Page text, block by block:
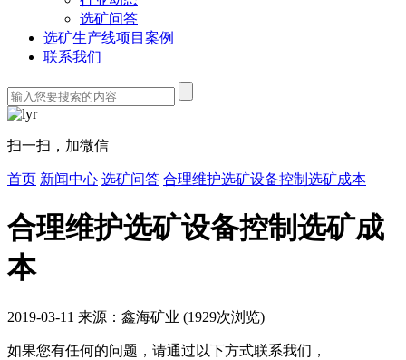
选矿问答
选矿生产线项目案例
联系我们
扫一扫，加微信
首页 新闻中心 选矿问答 合理维护选矿设备控制选矿成本
合理维护选矿设备控制选矿成
本
2019-03-11 来源：鑫海矿业 (1929次浏览)
如果您有任何的问题，请通过以下方式联系我们，